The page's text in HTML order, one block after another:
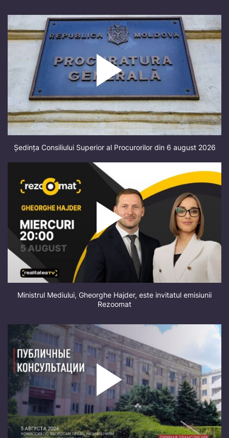
Ședința Consiliului Superior al Procurorilor din 6 august 2026
Ministrul Mediului, Gheorghe Hajder, este invitatul emisiunii
Rezoomat